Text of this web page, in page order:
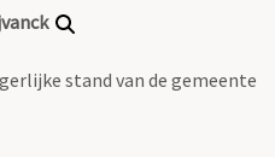
stand van de gemeente